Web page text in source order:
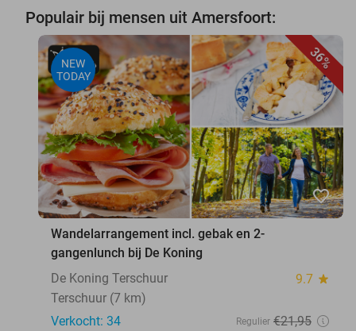
Populair bij mensen uit Amersfoort:
36%
NEW
TODAY
favorite_border
Wandelarrangement incl. gebak en 2-
gangenlunch bij De Koning
De Koning Terschuur
9.7 star
Terschuur (7 km)
Verkocht: 34
Regulier €21,95